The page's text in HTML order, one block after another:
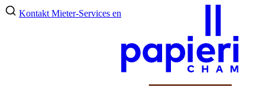
Kontakt Mieter-Services en